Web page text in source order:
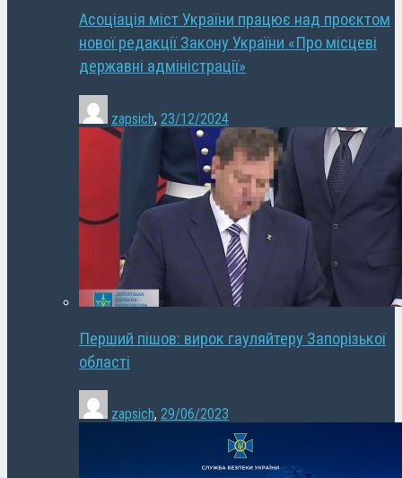
Асоціація міст України працює над проєктом
нової редакції Закону України «Про місцеві
державні адміністрації»
zapsich, 23/12/2024
Перший пішов: вирок гауляйтеру Запорізької
області
zapsich, 29/06/2023